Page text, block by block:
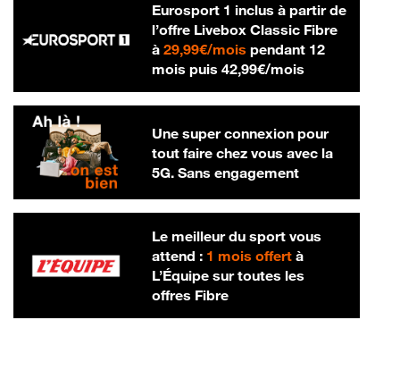
Eurosport 1 inclus à partir de
l’offre Livebox Classic Fibre
à 29,99€/mois29,99 € par mois
pendant 12
mois puis 42,99€/mois42,99 € par
Une super connexion pour
tout faire chez vous avec la
5G. Sans engagement
Le meilleur du sport vous
attend : 1 mois offertà
L’Équipe sur toutes les
offres Fibre